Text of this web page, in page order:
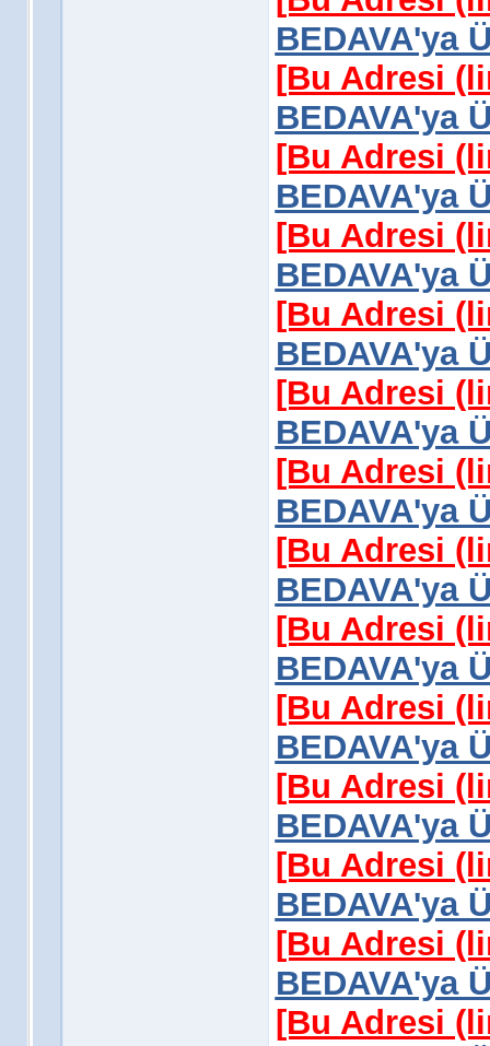
BEDAVA'ya
[Bu Adresi
BEDAVA'ya
[Bu Adresi
BEDAVA'ya
[Bu Adresi
BEDAVA'ya
[Bu Adresi
BEDAVA'ya
[Bu Adresi
BEDAVA'ya
[Bu Adresi
BEDAVA'ya
[Bu Adresi
BEDAVA'ya
[Bu Adresi
BEDAVA'ya
[Bu Adresi
BEDAVA'ya
[Bu Adresi
BEDAVA'ya
[Bu Adresi
BEDAVA'ya
[Bu Adresi
BEDAVA'ya
[Bu Adresi